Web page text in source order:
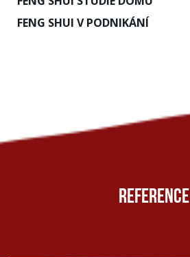
FENG SHUI V PODNIKÁNÍ
REFERENCE